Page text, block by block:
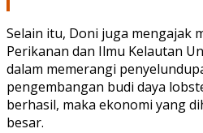
Selain itu, Doni juga mengajak
Perikanan dan Ilmu Kelautan
dalam memerangi
pengembangan budi daya
berhasil, maka ekonomi yang
besar.